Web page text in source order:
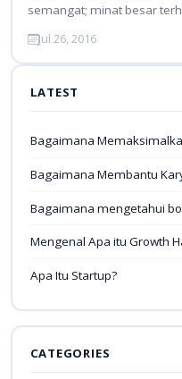
semangat; minat besar
Jul 26, 2016
LATEST
Bagaimana
Bagaimana Membantu
Bagaimana mengetahui
Mengenal Apa itu Growth
Apa Itu Startup?
CATEGORIES